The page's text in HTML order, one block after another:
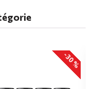
-30 %